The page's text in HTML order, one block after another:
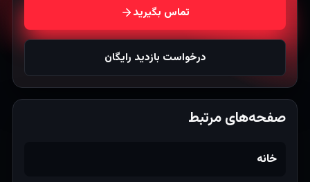
تماس بگیرید
درخواست بازدید رایگان
صفحه‌های مرتبط
خانه